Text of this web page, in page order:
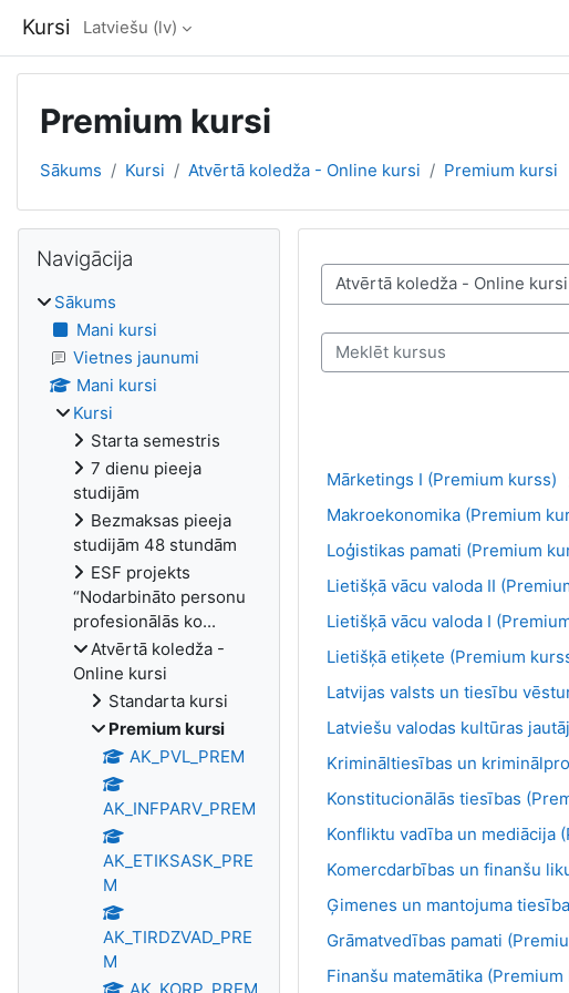
Kursi Latviešu ‎(lv)‎
Premium kursi
Sākums Kursi Atvērtā koledža - Online kursi Premium kursi
Kursu kategorijas
Meklēt kursus
Mārketings I (Premium kurss)
Makroekonomika (Premium
Loģistikas pamati (Premium
Lietišķā vācu valoda II
Lietišķā vācu valoda I
Lietišķā etiķete (Premium
Latvijas valsts un tiesību
Latviešu valodas kultūras
Krimināltiesības un
Konstitucionālās tiesības
Konfliktu vadība un mediācija
Komercdarbības un finanšu
Ģimenes un mantojuma
Grāmatvedības pamati
Finanšu matemātika (Premium
Bloki
Navigācija
Sākums
Mani kursi
Vietnes jaunumi
Mani kursi
Kursi
Starta semestris
7 dienu pieeja
studijām
Bezmaksas pieeja
studijām 48 stundām
ESF projekts
“Nodarbināto personu
profesionālās ko...
Atvērtā koledža -
Online kursi
Standarta kursi
Premium kursi
AK_PVL_PREM
AK_INFPARV_PREM
AK_ETIKSASK_PRE
M
AK_TIRDZVAD_PRE
M